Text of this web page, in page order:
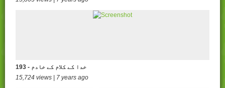
193 - خدا کے کلام کے خادم
15,724 views | 7 years ago